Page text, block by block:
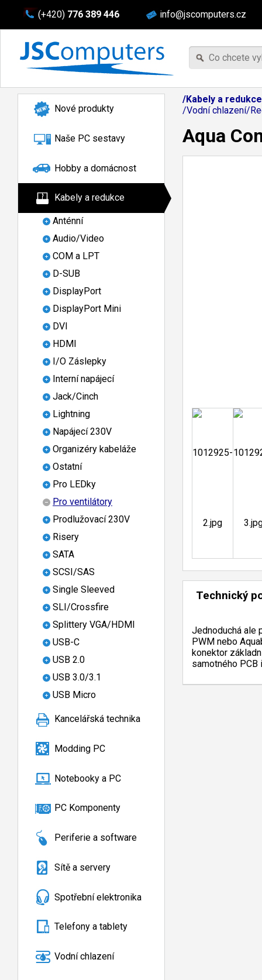
(+420) 776 389 446 info@jscomputers.cz
Nové produkty
Naše PC sestavy
Hobby a domácnost
Kabely a redukce
Anténní
Audio/Video
COM a LPT
D-SUB
DisplayPort
DisplayPort Mini
DVI
HDMI
I/O Záslepky
Interní napájecí
Jack/Cinch
Lightning
Napájecí 230V
Organizéry kabeláže
Ostatní
Pro LEDky
Pro ventilátory
Prodlužovací 230V
Risery
SATA
SCSI/SAS
Single Sleeved
SLI/Crossfire
Splittery VGA/HDMI
USB-C
USB 2.0
USB 3.0/3.1
USB Micro
Kancelářská technika
Modding PC
Notebooky a PC
PC Komponenty
Periferie a software
Sítě a servery
Spotřební elektronika
Telefony a tablety
Vodní chlazení
/Kabely a
/Vodní chlazení/
Aqua
Technický
Jednoduchá ale
PWM nebo
konektor
samotného